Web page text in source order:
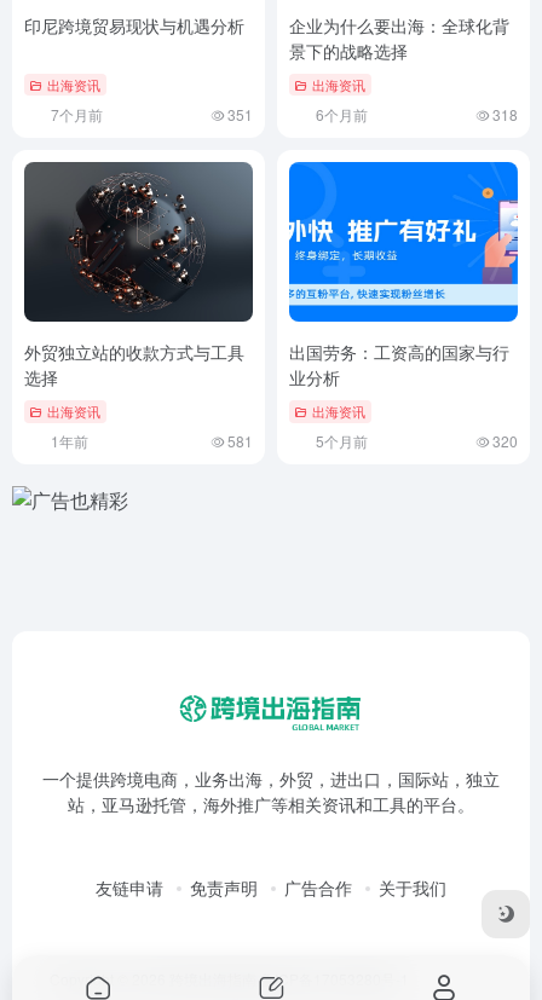
印尼跨境贸易现状与机遇分析
出海资讯
7个月前 351
企业为什么要出海：全球化背
景下的战略选择
出海资讯
6个月前 318
外贸独立站的收款方式与工具
选择
出海资讯
1年前 581
出国劳务：工资高的国家与行
业分析
出海资讯
5个月前 320
一个提供跨境电商，业务出海，外贸，进出口，国际站，独立
站，亚马逊托管，海外推广等相关资讯和工具的平台。
友链申请 免责声明 广告合作 关于我们
Copyright © 2026 鲁ICP备17053280号-1